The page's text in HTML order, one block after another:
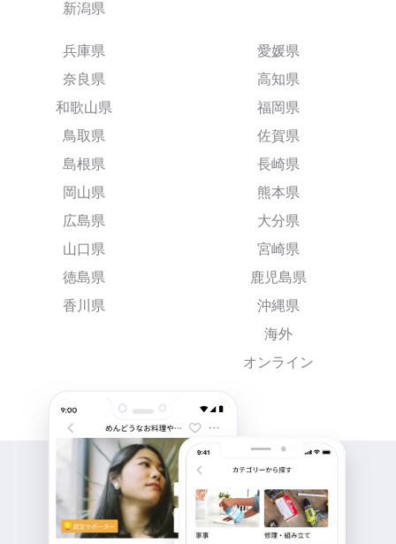
新潟県
兵庫県
奈良県
和歌山県
鳥取県
島根県
岡山県
広島県
山口県
徳島県
香川県
愛媛県
高知県
福岡県
佐賀県
長崎県
熊本県
大分県
宮崎県
鹿児島県
沖縄県
海外
オンライン